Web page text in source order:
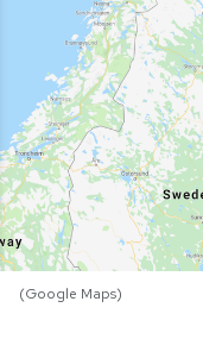
Economia
Sport
PODCAST
NEWSLETTER
(Google Maps)